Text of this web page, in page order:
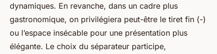
dynamiques. En revanche, dans un cadre plus
gastronomique, on privilégiera peut-être le tiret fin (-)
ou l’espace insécable pour une présentation plus
élégante. Le choix du séparateur participe,